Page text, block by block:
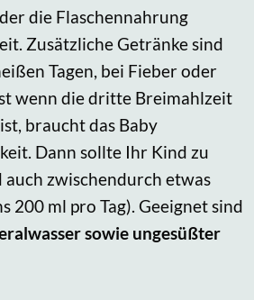
die Flaschennahrung
Zusätzliche Getränke sind
Tagen, bei Fieber oder
wenn die dritte Breimahlzeit
braucht das Baby
Dann sollte Ihr Kind zu
zwischendurch etwas
200 ml pro Tag). Geeignet sind
sowie ungesüßter